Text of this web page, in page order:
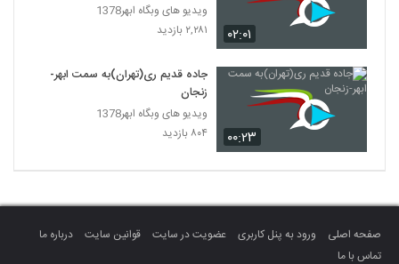
۰۲:۰۱
ویدیو های وبگاه ابهر1378
۲,۲۸۱ بازدید
۰۰:۲۳
جاده قدیم ری(تهران)به سمت ابهر-
زنجان
ویدیو های وبگاه ابهر1378
۸۰۴ بازدید
صفحه اصلی ورود به پنل کاربری عضویت در سایت قوانین سایت
درباره ما
تماس با ما